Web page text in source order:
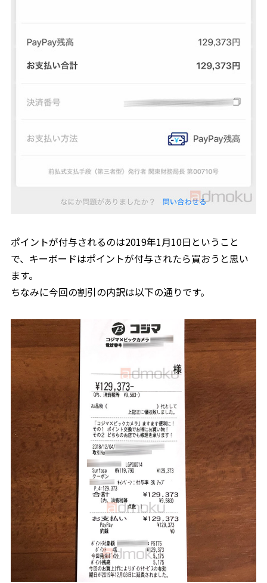
ポイントが付与されるのは2019年1月10日ということ
で、キーボードはポイントが付与されたら買おうと思い
ます。
ちなみに今回の割引の内訳は以下の通りです。